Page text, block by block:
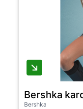
Bershka
Bershka